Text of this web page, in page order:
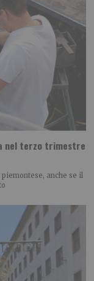
nel terzo trimestre
anche se il